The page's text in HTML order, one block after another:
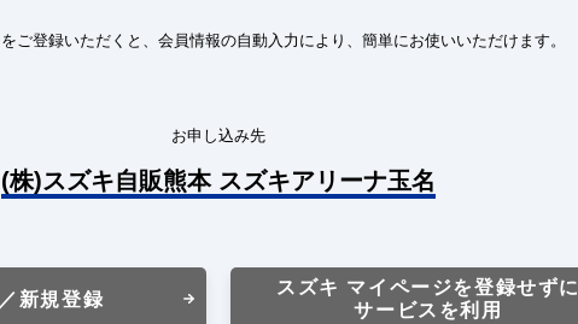
ご登録いただくと、会員情報の自動入力により、簡単にお使いいただけます。
お申し込み先
(株)スズキ自販熊本 スズキアリーナ玉名
新規登録
スズキ マイページを登録せずに
サービスを利用